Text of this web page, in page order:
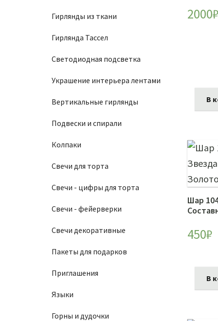
2000
В
Шар
450₽
В
Гирлянды из ткани
Гирлянда Тассел
Светодиодная подсветка
Украшение интерьера лентами
Вертикальные гирлянды
Подвески и спирали
Колпаки
Свечи для торта
Свечи - цифры для торта
Свечи - фейерверки
Свечи декоративные
Пакеты для подарков
Приглашения
Языки
Горны и дудочки